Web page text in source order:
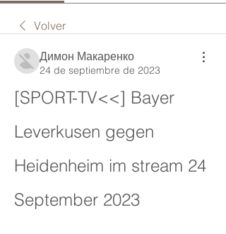
Volver
Димон Макаренко
24 de septiembre de 2023
[SPORT-TV<<] Bayer
Leverkusen gegen
Heidenheim im stream 24
September 2023